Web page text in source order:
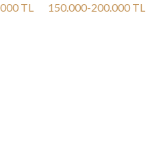
TL 150.000-200.000